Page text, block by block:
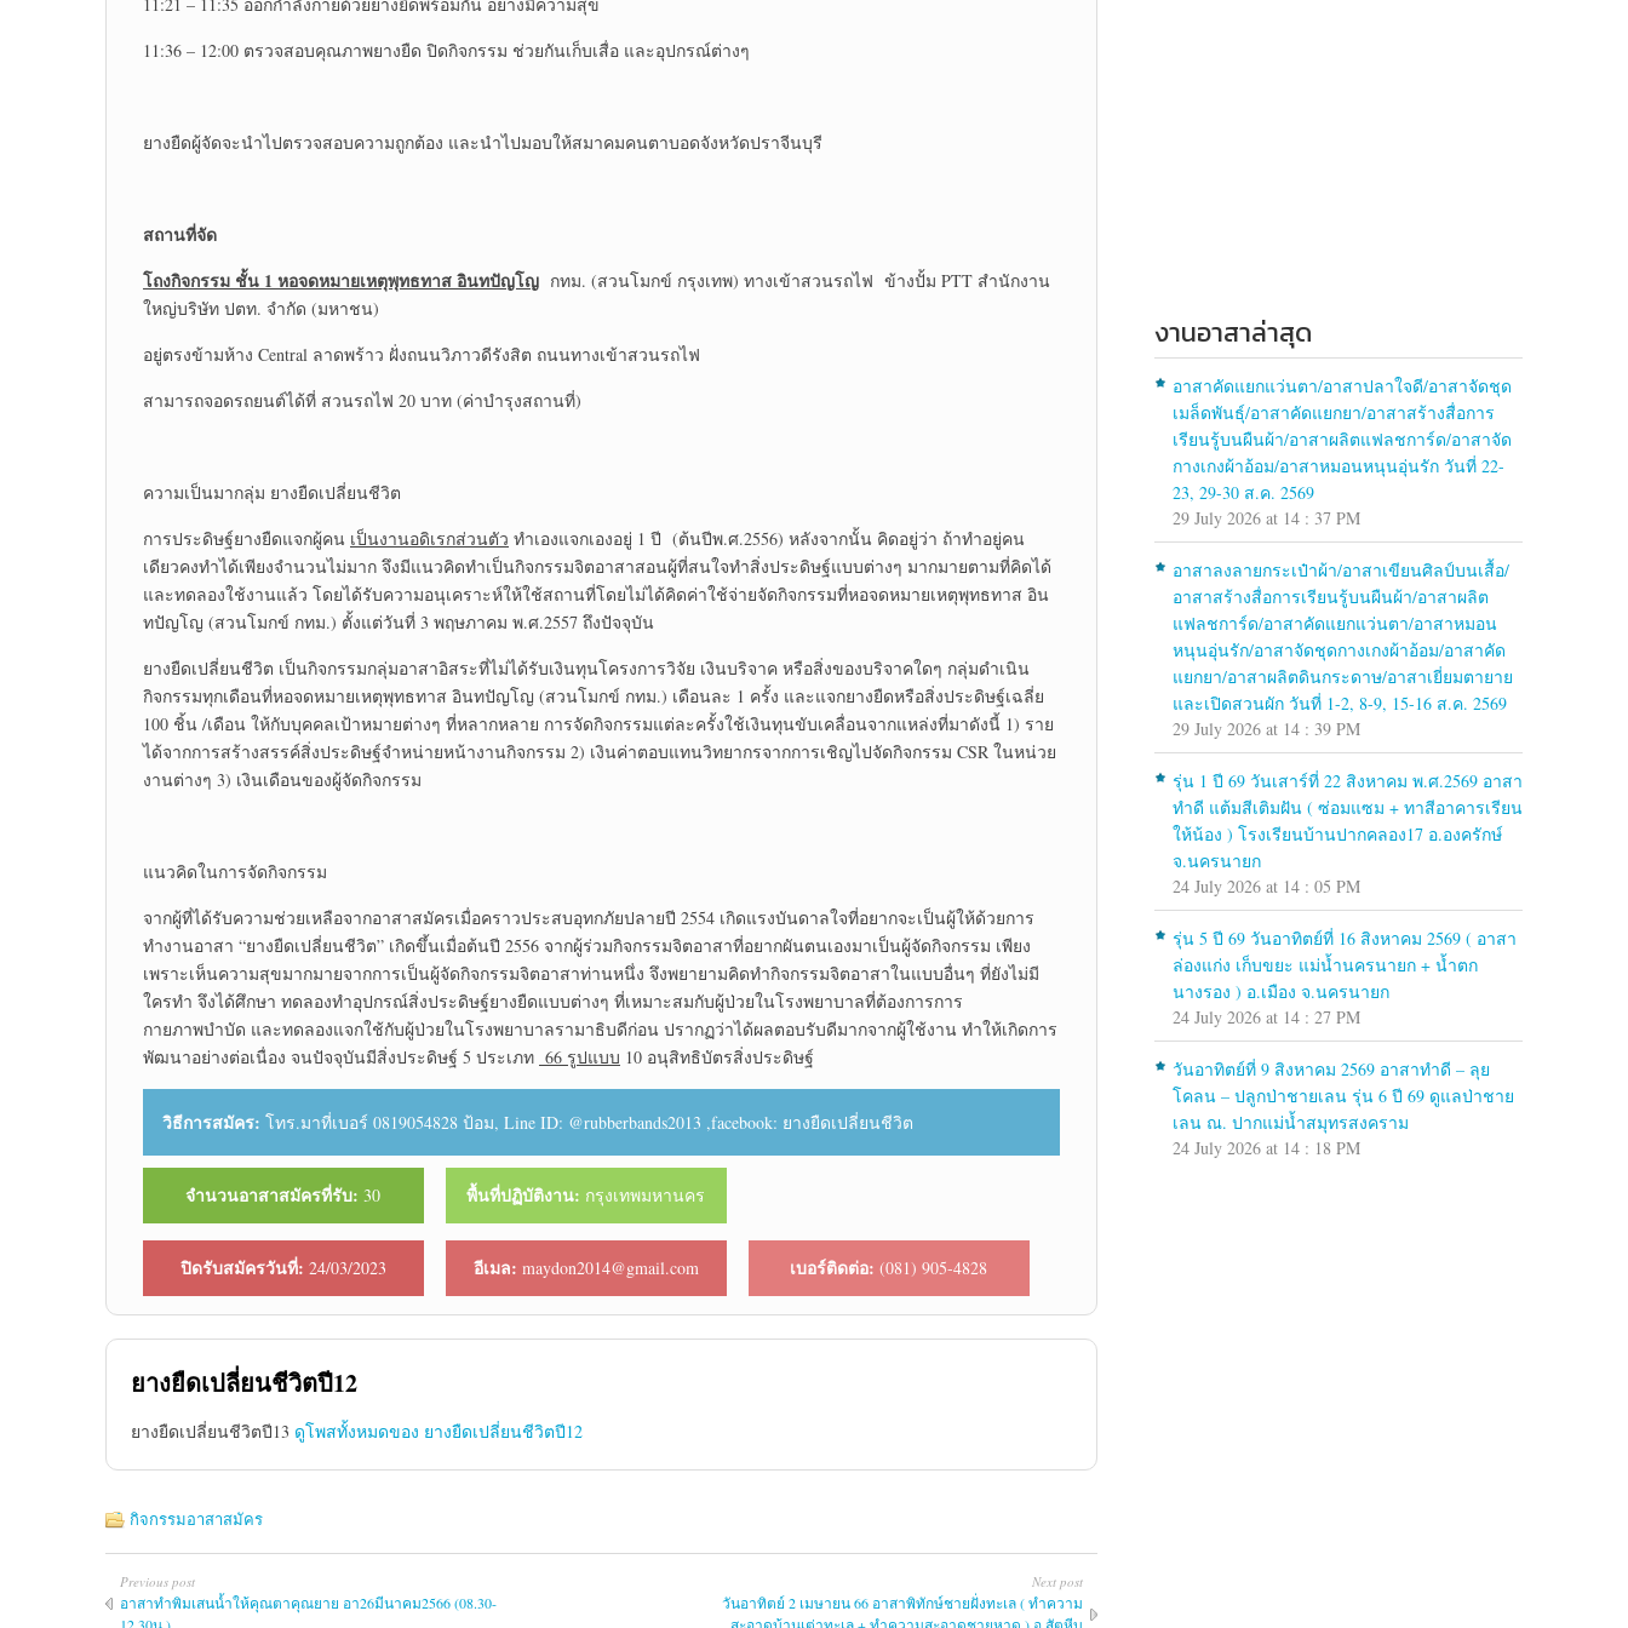
11:21 – 11:35 ออกกำลังกายด้วยยางยืดพร้อมกัน อย่างมีความสุข
11:36 – 12:00 ตรวจสอบคุณภาพยางยืด ปิดกิจกรรม ช่วยกันเก็บเสื่อ และอุปกรณ์ต่างๆ
ยางยืดผู้จัดจะนำไปตรวจสอบความถูกต้อง และนำไปมอบให้สมาคมคนตาบอดจังหวัดปราจีนบุรี
สถานที่จัด
โถงกิจกรรม ชั้น 1 หอจดหมายเหตุพุทธทาส อินทปัญโญ กทม. (สวนโมกข์ กรุงเทพ) ทางเข้าสวนรถไฟ ข้างปั้ม PTT สำนักงาน
ใหญ่บริษัท ปตท. จำกัด (มหาชน)
อยู่ตรงข้ามห้าง Central ลาดพร้าว ฝั่งถนนวิภาวดีรังสิต ถนนทางเข้าสวนรถไฟ
สามารถจอดรถยนต์ได้ที่ สวนรถไฟ 20 บาท (ค่าบำรุงสถานที่)
ความเป็นมากลุ่ม ยางยืดเปลี่ยนชีวิต
การประดิษฐ์ยางยืดแจกผู้คน เป็นงานอดิเรกส่วนตัว ทำเองแจกเองอยู่ 1 ปี (ต้นปีพ.ศ.2556) หลังจากนั้น คิดอยู่ว่า ถ้าทำอยู่คน
เดียวคงทำได้เพียงจำนวนไม่มาก จึงมีแนวคิดทำเป็นกิจกรรมจิตอาสาสอนผู้ที่สนใจทำสิ่งประดิษฐ์แบบต่างๆ มากมายตามที่คิดได้
และทดลองใช้งานแล้ว โดยได้รับความอนุเคราะห์ให้ใช้สถานที่โดยไม่ได้คิดค่าใช้จ่ายจัดกิจกรรมที่หอจดหมายเหตุพุทธทาส อิน
ทปัญโญ (สวนโมกข์ กทม.) ตั้งแต่วันที่ 3 พฤษภาคม พ.ศ.2557 ถึงปัจจุบัน
ยางยืดเปลี่ยนชีวิต เป็นกิจกรรมกลุ่มอาสาอิสระที่ไม่ได้รับเงินทุนโครงการวิจัย เงินบริจาค หรือสิ่งของบริจาคใดๆ กลุ่มดำเนิน
กิจกรรมทุกเดือนที่หอจดหมายเหตุพุทธทาส อินทปัญโญ (สวนโมกข์ กทม.) เดือนละ 1 ครั้ง และแจกยางยืดหรือสิ่งประดิษฐ์เฉลี่ย
100 ชิ้น /เดือน ให้กับบุคคลเป้าหมายต่างๆ ที่หลากหลาย การจัดกิจกรรมแต่ละครั้งใช้เงินทุนขับเคลื่อนจากแหล่งที่มาดังนี้ 1) ราย
ได้จากการสร้างสรรค์สิ่งประดิษฐ์จำหน่ายหน้างานกิจกรรม 2) เงินค่าตอบแทนวิทยากรจากการเชิญไปจัดกิจกรรม CSR ในหน่วย
งานต่างๆ 3) เงินเดือนของผู้จัดกิจกรรม
แนวคิดในการจัดกิจกรรม
จากผู้ที่ได้รับความช่วยเหลือจากอาสาสมัครเมื่อคราวประสบอุทกภัยปลายปี 2554 เกิดแรงบันดาลใจที่อยากจะเป็นผู้ให้ด้วยการ
ทำงานอาสา “ยางยืดเปลี่ยนชีวิต” เกิดขึ้นเมื่อต้นปี 2556 จากผู้ร่วมกิจกรรมจิตอาสาที่อยากผันตนเองมาเป็นผู้จัดกิจกรรม เพียง
เพราะเห็นความสุขมากมายจากการเป็นผู้จัดกิจกรรมจิตอาสาท่านหนึ่ง จึงพยายามคิดทำกิจกรรมจิตอาสาในแบบอื่นๆ ที่ยังไม่มี
ใครทำ จึงได้ศึกษา ทดลองทำอุปกรณ์สิ่งประดิษฐ์ยางยืดแบบต่างๆ ที่เหมาะสมกับผู้ป่วยในโรงพยาบาลที่ต้องการการ
กายภาพบำบัด และทดลองแจกใช้กับผู้ป่วยในโรงพยาบาลรามาธิบดีก่อน ปรากฏว่าได้ผลตอบรับดีมากจากผู้ใช้งาน ทำให้เกิดการ
พัฒนาอย่างต่อเนื่อง จนปัจจุบันมีสิ่งประดิษฐ์ 5 ประเภท 66 รูปแบบ 10 อนุสิทธิบัตรสิ่งประดิษฐ์
วิธีการสมัคร: โทร.มาที่เบอร์ 0819054828 ป้อม, Line ID: @rubberbands2013 ,facebook: ยางยืดเปลี่ยนชีวิต
จำนวนอาสาสมัครที่รับ: 30 พื้นที่ปฏิบัติงาน: กรุงเทพมหานคร
ปิดรับสมัครวันที่: 24/03/2023 อีเมล: maydon2014@gmail.com เบอร์ติดต่อ: (081) 905-4828
ยางยืดเปลี่ยนชีวิตปี12
ยางยืดเปลี่ยนชีวิตปี13 ดูโพสทั้งหมดของ ยางยืดเปลี่ยนชีวิตปี12
กิจกรรมอาสาสมัคร
Previous post
อาสาทำพิมเสนน้ำให้คุณตาคุณยาย อา26มีนาคม2566 (08.30-
Next post
วันอาทิตย์ 2 เมษายน 66 อาสาพิทักษ์ชายฝั่งทะเล ( ทำความ
งานอาสาล่าสุด
อาสาคัดแยกแว่นตา/อาสาปลาใจดี/อาสาจัดชุด
เมล็ดพันธุ์/อาสาคัดแยกยา/อาสาสร้างสื่อการ
เรียนรู้บนผืนผ้า/อาสาผลิตแฟลชการ์ด/อาสาจัด
กางเกงผ้าอ้อม/อาสาหมอนหนุนอุ่นรัก วันที่ 22-
23, 29-30 ส.ค. 2569
29 July 2026 at 14 : 37 PM
อาสาลงลายกระเป๋าผ้า/อาสาเขียนศิลป์บนเสื้อ/
อาสาสร้างสื่อการเรียนรู้บนผืนผ้า/อาสาผลิต
แฟลชการ์ด/อาสาคัดแยกแว่นตา/อาสาหมอน
หนุนอุ่นรัก/อาสาจัดชุดกางเกงผ้าอ้อม/อาสาคัด
แยกยา/อาสาผลิตดินกระดาษ/อาสาเยี่ยมตายาย
และเปิดสวนผัก วันที่ 1-2, 8-9, 15-16 ส.ค. 2569
29 July 2026 at 14 : 39 PM
รุ่น 1 ปี 69 วันเสาร์ที่ 22 สิงหาคม พ.ศ.2569 อาสา
ทำดี แต้มสีเติมฝัน ( ซ่อมแซม + ทาสีอาคารเรียน
ให้น้อง ) โรงเรียนบ้านปากคลอง17 อ.องครักษ์
จ.นครนายก
24 July 2026 at 14 : 05 PM
รุ่น 5 ปี 69 วันอาทิตย์ที่ 16 สิงหาคม 2569 ( อาสา
ล่องแก่ง เก็บขยะ แม่น้ำนครนายก + น้ำตก
นางรอง ) อ.เมือง จ.นครนายก
24 July 2026 at 14 : 27 PM
วันอาทิตย์ที่ 9 สิงหาคม 2569 อาสาทำดี – ลุย
โคลน – ปลูกป่าชายเลน รุ่น 6 ปี 69 ดูแลป่าชาย
เลน ณ. ปากแม่น้ำสมุทรสงคราม
24 July 2026 at 14 : 18 PM